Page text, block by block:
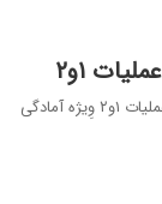
۱و۲
نکته و تست تحقیق۱و۲ مرور تستهای منتخب تحقیق در عملیات ۱و۲ وِیژه آمادگی